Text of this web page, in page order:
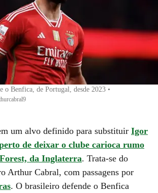
o Benfica, de Portugal, desde 2023 •
um alvo definido para substituir Igor
de deixar o clube carioca rumo
da Inglaterra. Trata-se do
Arthur Cabral, com passagens por
. O brasileiro defende o Benfica